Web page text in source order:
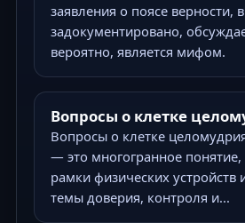
заявления о поясе верности,
задокументировано,
вероятно, является мифом.
Вопросы о клетке
Вопросы о клетке
— это многогранное
рамки физических
темы доверия, контроля и...